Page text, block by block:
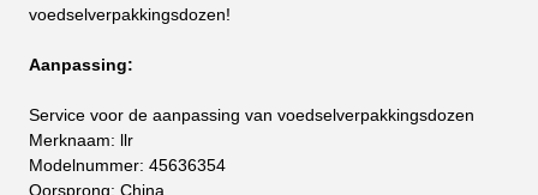
voedselverpakkingsdozen!
Aanpassing:
Service voor de aanpassing van voedselverpakkingsdozen
Merknaam: llr
Modelnummer: 45636354
Oorsprong: China